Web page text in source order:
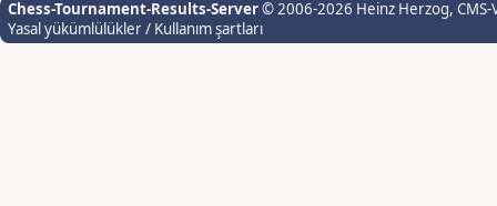
Chess-Tournament-Results-Server© 2006-2026 Heinz Herzog,
Yasal yükümlülükler / Kullanım şartları